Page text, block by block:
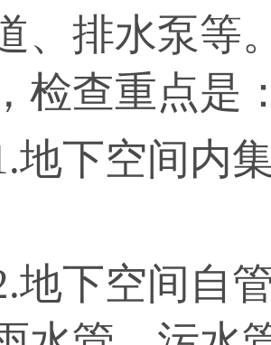
、排水泵等
检查重点是
空间内集
空间自管